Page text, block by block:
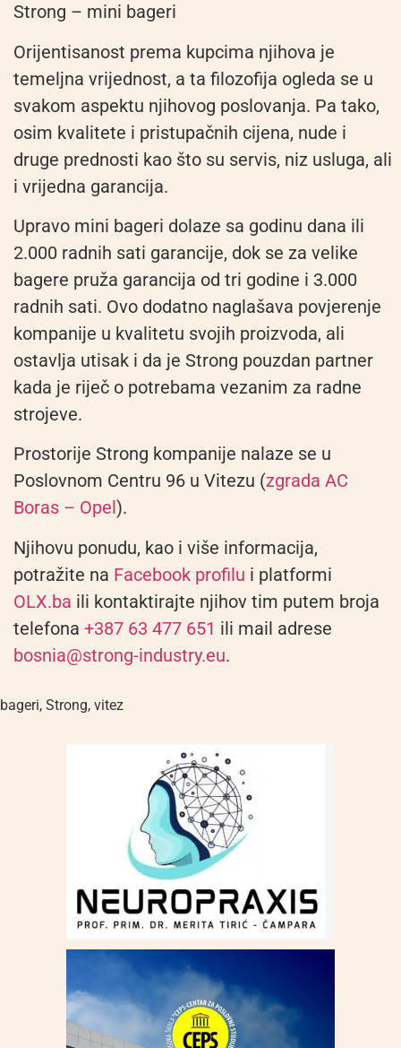
Strong – mini bageri
Orijentisanost prema kupcima njihova je
temeljna vrijednost, a ta filozofija ogleda se u
svakom aspektu njihovog poslovanja. Pa tako,
osim kvalitete i pristupačnih cijena, nude i
druge prednosti kao što su servis, niz usluga, ali
i vrijedna garancija.
Upravo mini bageri dolaze sa godinu dana ili
2.000 radnih sati garancije, dok se za velike
bagere pruža garancija od tri godine i 3.000
radnih sati. Ovo dodatno naglašava povjerenje
kompanije u kvalitetu svojih proizvoda, ali
ostavlja utisak i da je Strong pouzdan partner
kada je riječ o potrebama vezanim za radne
strojeve.
Prostorije Strong kompanije nalaze se u
Poslovnom Centru 96 u Vitezu (zgrada AC
Boras – Opel).
Njihovu ponudu, kao i više informacija,
potražite na Facebook profilu i platformi
OLX.ba ili kontaktirajte njihov tim putem broja
telefona +387 63 477 651 ili mail adrese
bosnia@strong-industry.eu.
bageri, Strong, vitez